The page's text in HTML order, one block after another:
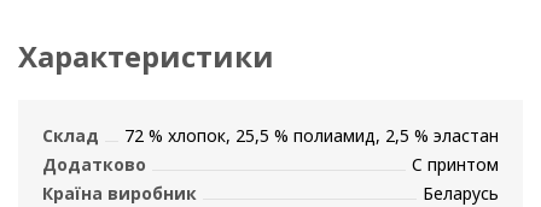
Характеристики
Склад
72 % хлопок, 25,5 % полиамид, 2,5 % эластан
Додатково
С принтом
Країна виробник
Беларусь